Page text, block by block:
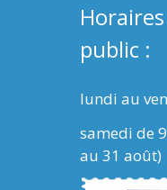
public :
lundi au
samedi de
au 31 août)